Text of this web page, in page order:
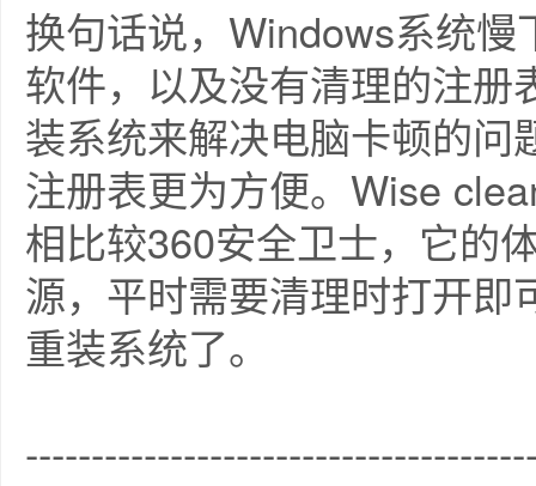
换句话说，Windows系统
软件，以及没有清理的注
装系统来解决电脑卡顿的
注册表更为方便。Wise
相比较360安全卫士，它的
源，平时需要清理时打开
重装系统了。